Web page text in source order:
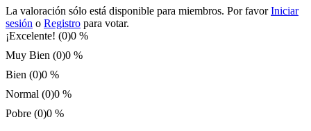
La valoración sólo está disponible para miembros. Por favorIniciar
sesión o Registro para votar.
¡Excelente! (0)0 %
Muy Bien (0)0 %
Bien (0)0 %
Normal (0)0 %
Pobre (0)0 %